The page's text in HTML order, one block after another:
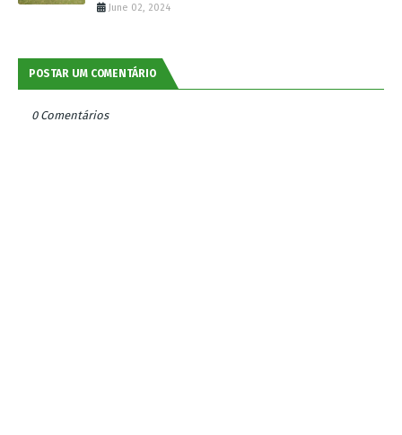
June 02, 2024
POSTAR UM COMENTÁRIO
0 Comentários